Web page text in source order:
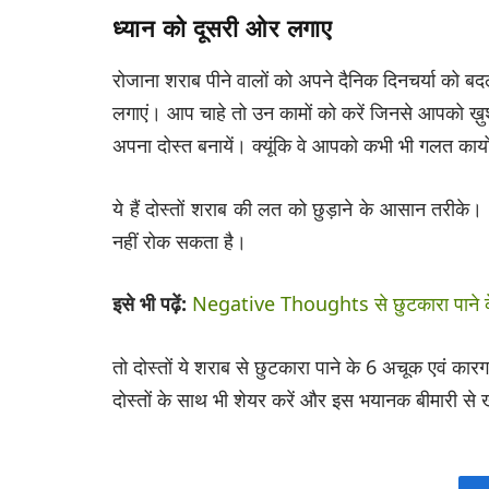
ध्यान को दूसरी ओर लगाए
रोजाना शराब पीने वालों को अपने दैनिक दिनचर्या
लगाएं। आप चाहे तो उन कामों को करें जिनसे आपको
अपना दोस्त बनायें। क्यूंकि वे आपको कभी भी गलत
ये हैं दोस्तों शराब की लत को छुड़ाने के आसान तरीके।
नहीं रोक सकता है।
इसे भी पढ़ें: Negative Thoughts से छुटकारा पाने
तो दोस्तों ये शराब से छुटकारा पाने के 6 अचूक एवं
दोस्तों के साथ भी शेयर करें और इस भयानक बीमारी से